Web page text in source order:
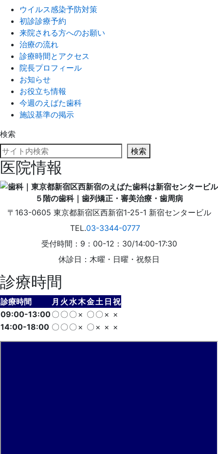
ウイルス感染予防対策
初診診療予約
来院される方へのお願い
治療の流れ
診療時間とアクセス
院長プロフィール
お知らせ
お役立ち情報
今週のえばた歯科
施設基準の掲示
検索
検索
医院情報
〒163-0605 東京都新宿区西新宿1-25-1 新宿センタービル
TEL.03-3344-0777
受付時間：9：00-12：30/14:00-17:30
休診日：木曜・日曜・祝祭日
診療時間
診療時間 月 火 水木金土 日 祝
09:00-13:00〇 〇 〇 × 〇 〇 × ×
14:00-18:00 〇 〇 〇 × 〇 × × ×